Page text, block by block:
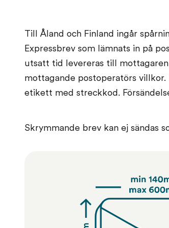
Till Åland och Finland ingår
Expressbrev som lämnats in på
utsatt tid levereras till
mottagande postoperatörs villkor.
etikett med streckkod.
Skrymmande brev kan ej sändas